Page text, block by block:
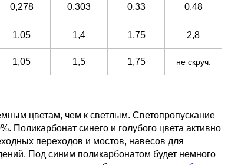
0,278 0,303 0,33 0,48
1,05 1,4 1,75 2,8
1,05 1,5 1,75 не скруч.
цветам, чем к светлым. Светопропускание
Поликарбонат синего и голубого цвета активно
переходов и мостов, навесов для
Под синим поликарбонатом будет немного